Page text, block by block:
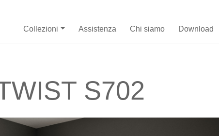
Collezioni Assistenza Chi siamo Download
S702